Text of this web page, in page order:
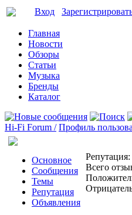
Вход
Главная
Новости
Обзоры
Статьи
Музыка
Бренды
Каталог
Hi-Fi Forum / Профиль
Основное
Сообщения
Темы
Репутация
Объявления
Репутация:
Всего